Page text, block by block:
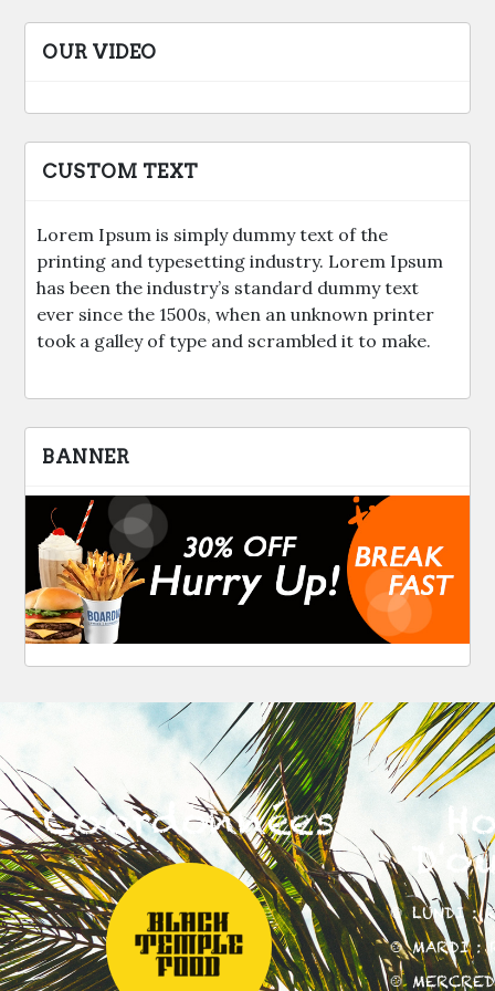
OUR VIDEO
CUSTOM TEXT
Lorem Ipsum is simply dummy text of the
printing and typesetting industry. Lorem Ipsum
has been the industry’s standard dummy text
ever since the 1500s, when an unknown printer
took a galley of type and scrambled it to make.
BANNER
Coordonnées
🍲 LUNDI :
🍲 MARDI :
🍲